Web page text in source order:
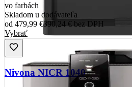
vo farbách
Skladom u dodávateľa
od 479,99 €390,24 € bez DPH
Vybrať
Nivona NICR 1040